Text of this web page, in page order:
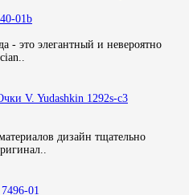
01b
- это элегантный и невероятно
дизайн тщательно